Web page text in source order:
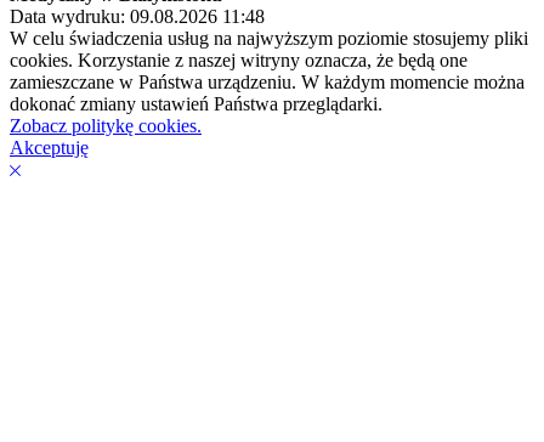
Data wydruku: 09.08.2026 11:48
W celu świadczenia usług na najwyższym poziomie stosujemy pliki
cookies. Korzystanie z naszej witryny oznacza, że będą one
zamieszczane w Państwa urządzeniu. W każdym momencie można
dokonać zmiany ustawień Państwa przeglądarki.
Zobacz politykę cookies.
Akceptuję